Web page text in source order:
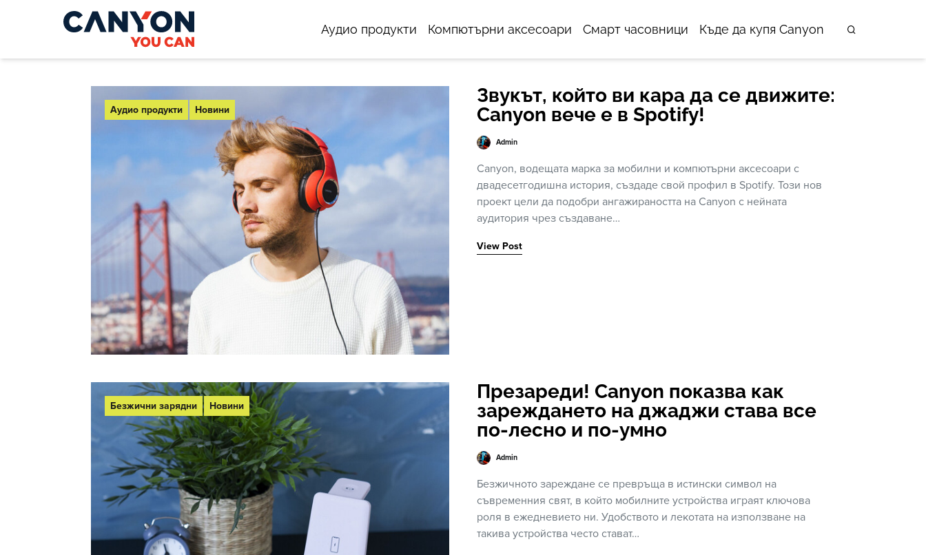
Аудио продукти Компютърни аксесоари Смарт часовници Къде да купя Canyon
Аудио продукти Новини
Звукът, който ви кара да се движите:
Canyon вече е в Spotify!
Admin
Canyon, водещата марка за мобилни и компютърни аксесоари с
двадесетгодишна история, създаде свой профил в Spotify. Този нов
проект цели да подобри ангажираността на Canyon с нейната
аудитория чрез създаване…
View Post
Безжични зарядни Новини
Презареди! Canyon показва как
зареждането на джаджи става все
по-лесно и по-умно
Admin
Безжичното зареждане се превръща в истински символ на
съвременния свят, в който мобилните устройства играят ключова
роля в ежедневието ни. Удобството и лекотата на използване на
такива устройства често стават…